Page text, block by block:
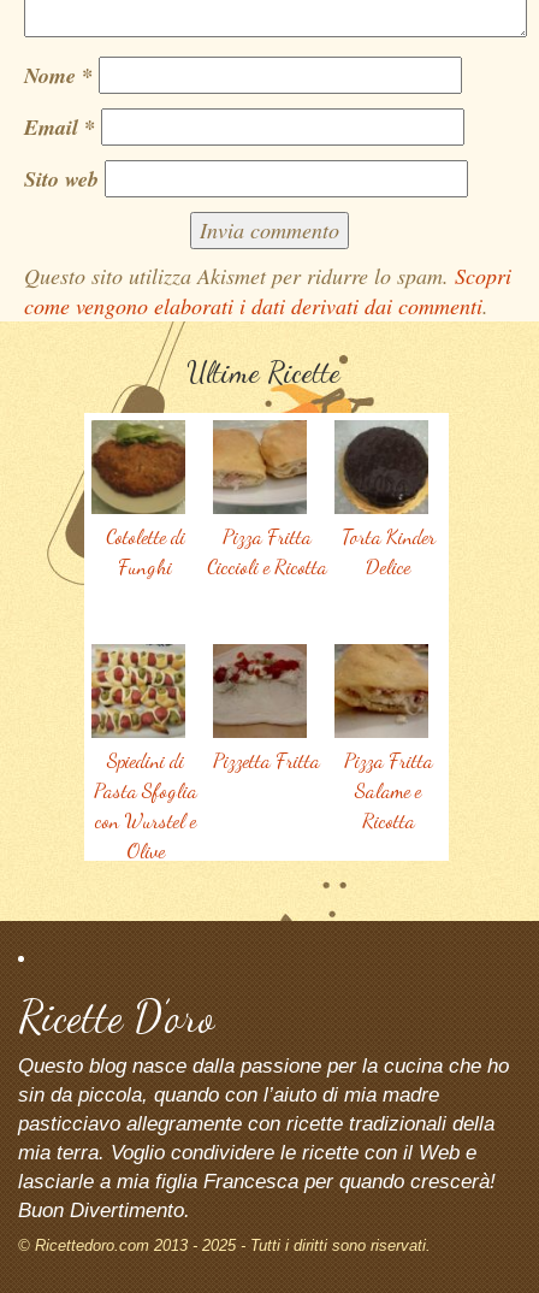
Nome *
Email *
Sito web
Questo sito utilizza Akismet per ridurre lo spam. Scopri
come vengono elaborati i dati derivati dai commenti.
Ultime Ricette
Torta Kinder
Delice
Pizza Fritta
Ciccioli e Ricotta
Cotolette di
Funghi
Pizza Fritta
Salame e
Ricotta
Pizzetta Fritta
Spiedini di
Pasta Sfoglia
con Wurstel e
Olive
Ricette D’oro
Questo blog nasce dalla passione per la cucina che ho
sin da piccola, quando con l’aiuto di mia madre
pasticciavo allegramente con ricette tradizionali della
mia terra. Voglio condividere le ricette con il Web e
lasciarle a mia figlia Francesca per quando crescerà!
Buon Divertimento.
© Ricettedoro.com 2013 - 2025 - Tutti i diritti sono riservati.